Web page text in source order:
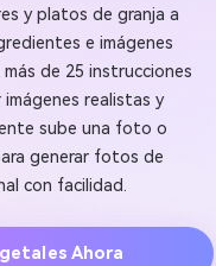
y platos de granja a
e imágenes
de 25 instrucciones
realistas y
sube una foto o
generar fotos de
con facilidad.
Ahora